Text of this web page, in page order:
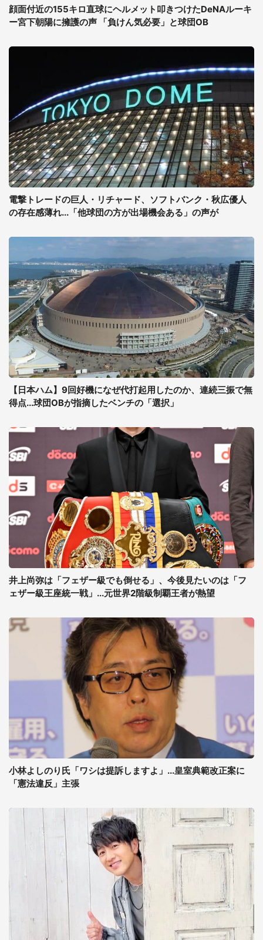
顔面付近の155キロ直球にヘルメット叩きつけたDeNAルーキ
ー宮下朝陽に擁護の声 「負けん気必要」と球団OB
電撃トレードの巨人・リチャード、ソフトバンク・秋広優人
の存在感薄れ...「他球団の方が出場機会ある」の声が
【日本ハム】9回好機になぜ代打起用したのか、連続三振で無
得点...球団OBが指摘したベンチの「選択」
井上尚弥は「フェザー級でも倒せる」、今後見たいのは「フ
ェザー級王座統一戦」...元世界2階級制覇王者が熱望
小林よしのり氏「ワシは提訴しますよ」...皇室典範改正案に
「憲法違反」主張